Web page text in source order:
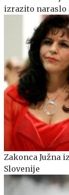
izrazito
Zakonca Južna
Slovenije